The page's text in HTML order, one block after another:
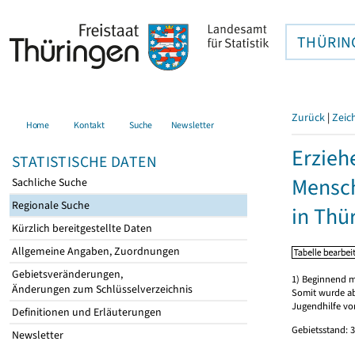
Home Kontakt Suche Newsletter
STATISTISCHE DATEN
Sachliche Suche
Regionale Suche
Kürzlich bereitgestellte Daten
Allgemeine Angaben, Zuordnungen
Gebietsveränderungen,
Änderungen zum Schlüsselverzeichnis
Definitionen und Erläuterungen
Newsletter
Zurück |
in
1) Beginnend
Somit wurde
Jugendhilfe
Gebietsstand: